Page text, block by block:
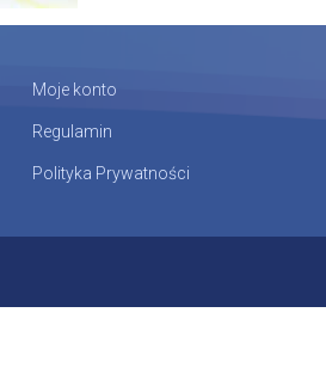
Moje konto
Regulamin
Polityka Prywatności